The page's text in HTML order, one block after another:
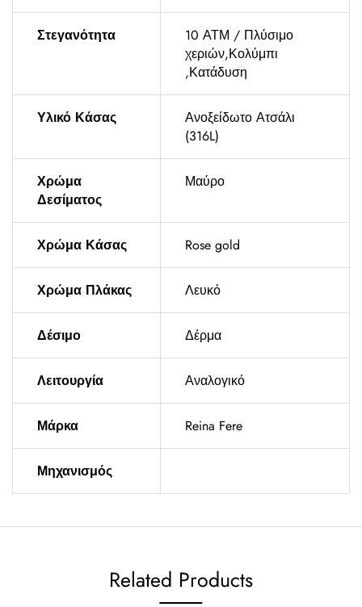
Στεγανότητα
10 ΑΤΜ / Πλύσιμο
χεριών,Κολύμπι
,Κατάδυση
Υλικό Κάσας
Ανοξείδωτο Ατσάλι
(316L)
Χρώμα
Δεσίματος
Μαύρο
Χρώμα Κάσας Rose gold
Χρώμα Πλάκας Λευκό
Δέσιμο Δέρμα
Λειτουργία Αναλογικό
Μάρκα Reina Fere
Μηχανισμός
Related Products